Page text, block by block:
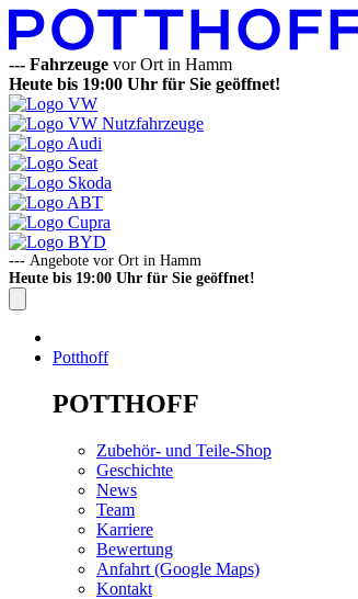
--- Fahrzeuge vor Ort in Hamm
Heute bis 19:00 Uhr für Sie geöffnet!
--- Angebote vor Ort in Hamm
Heute bis 19:00 Uhr für Sie geöffnet!
Potthoff
POTTHOFF
Zubehör- und Teile-Shop
Geschichte
News
Team
Karriere
Bewertung
Anfahrt (Google Maps)
Kontakt